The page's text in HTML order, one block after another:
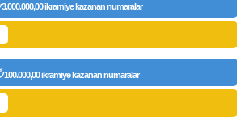
3.000.000,00 ikramiye kazanan numaralar
100.000,00 ikramiye kazanan numaralar